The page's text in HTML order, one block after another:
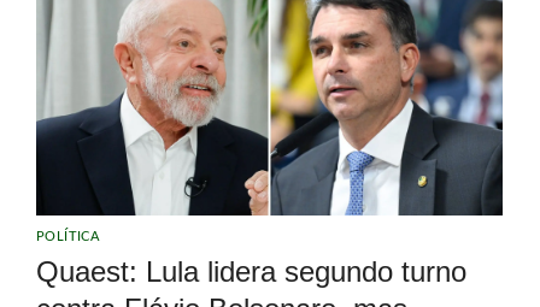
POLÍTICA
Quaest: Lula lidera segundo turno